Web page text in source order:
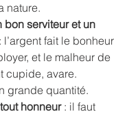
nature.
bon serviteur et un
: l’argent fait le bonheur
et le malheur de
cupide, avare.
grande quantité.
honneur : il faut